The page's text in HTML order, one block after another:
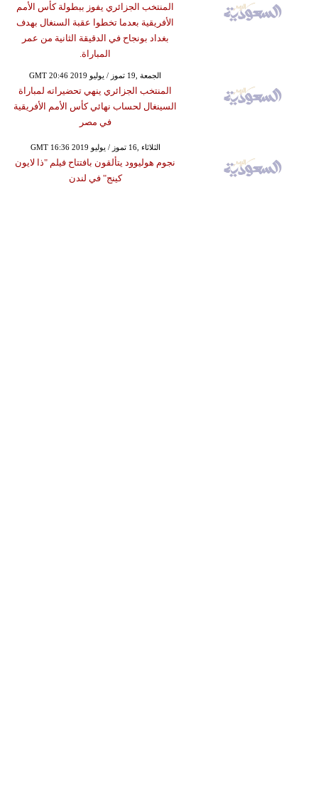
المنتخب الجزائري يفوز ببطولة كأس الأمم
الأفريقية بعدما تخطوا عقبة السنغال بهدف
بغداد بونجاح في الدقيقة الثانية من عمر
المباراة.
GMT 20:46 2019 الجمعة ,19 تموز / يوليو
المنتخب الجزائري ينهي تحضيراته لمباراة
السينغال لحساب نهائي كأس الأمم الأفريقية
في مصر
GMT 16:36 2019 الثلاثاء ,16 تموز / يوليو
نجوم هوليوود يتألقون بافتتاح فيلم "ذا لايون
كينج" في لندن